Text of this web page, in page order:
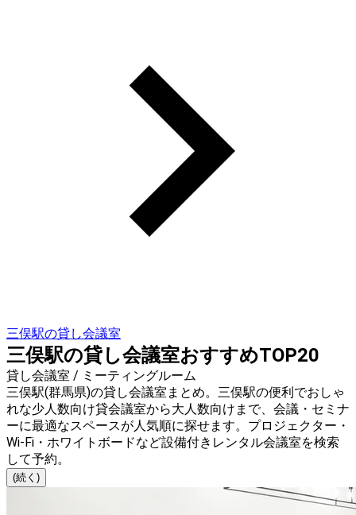
三俣駅の貸し会議室
三俣駅の貸し会議室おすすめTOP20
貸し会議室 / ミーティングルーム
三俣駅(群馬県)の貸し会議室まとめ。三俣駅の便利でおしゃ
れな少人数向け貸会議室から大人数向けまで、会議・セミナ
ーに最適なスペースが人気順に探せます。プロジェクター・
Wi-Fi・ホワイトボードなど設備付きレンタル会議室を検索
して予約。
(続く)